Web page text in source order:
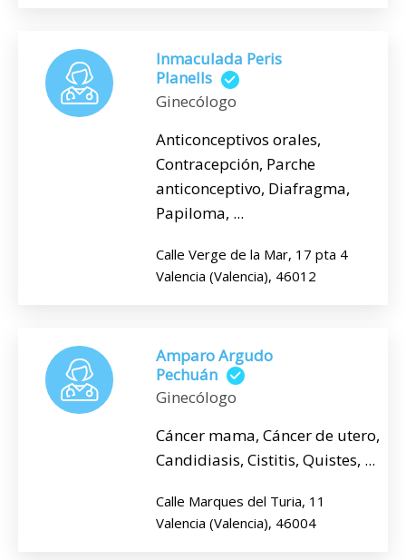
Inmaculada Peris
Planells
Ginecólogo
Anticonceptivos orales,
Contracepción, Parche
anticonceptivo, Diafragma,
Papiloma, ...
Calle Verge de la Mar, 17 pta 4
Valencia (Valencia), 46012
Amparo Argudo
Pechuán
Ginecólogo
Cáncer mama, Cáncer de utero,
Candidiasis, Cistitis, Quistes, ...
Calle Marques del Turia, 11
Valencia (Valencia), 46004